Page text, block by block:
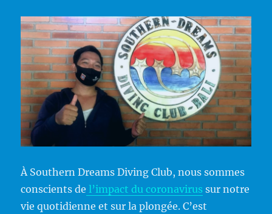
À Southern Dreams Diving Club, nous sommes
conscients de l’impact du coronavirus sur notre
vie quotidienne et sur la plongée. C’est